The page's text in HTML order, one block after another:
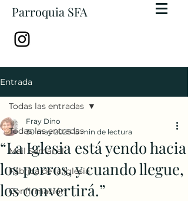
Parroquia SFA
Entrada
Todas las entradas
Mail Semanal
Fábrica de la Iglesia
Confirmación
Todas las entradas
“La Iglesia está yendo hacia
los perros, y cuando llegue,
los convertirá.”
Fray Dino
30 may 2025 15 min de lectura